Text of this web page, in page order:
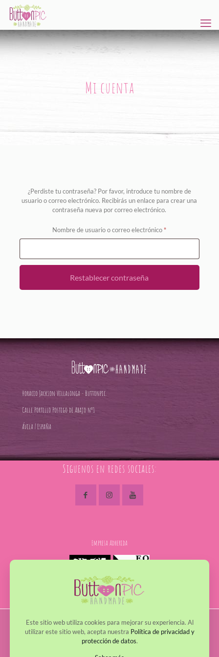
Mi cuenta
¿Perdiste tu contraseña? Por favor, introduce tu nombre de
usuario o correo electrónico. Recibirás un enlace para crear una
contraseña nueva por correo electrónico.
Nombre de usuario o correo electrónico*Obligatorio
Restablecer contraseña
Horacio Jackson Villalonga - Buttonpic.
Calle Portillo Postigo de Abajo nº1
Ávila | España
Siguenos en redes sociales:
Empresa Adherida
© 2017 - 2022 ButtonPic. Todos los derechos reservados
Política de Privacidad
Política de Cookies
Este sitio web utiliza cookies para mejorar su experiencia. Al
utilizar este sitio web, acepta nuestra Política de privacidad y
protección de datos.